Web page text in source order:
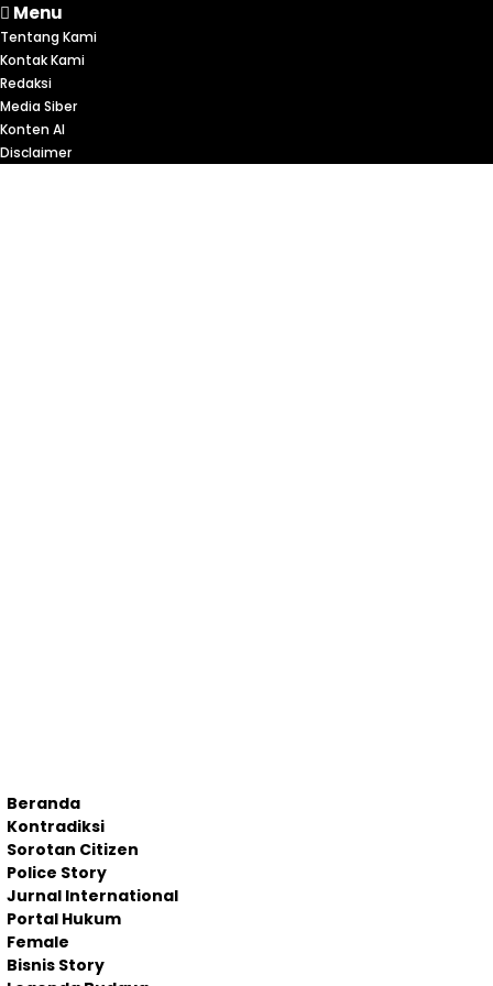
Menu
Tentang Kami
Kontak Kami
Redaksi
Media Siber
Konten AI
Disclaimer
Beranda
Kontradiksi
Sorotan Citizen
Police Story
Jurnal International
Portal Hukum
Female
Bisnis Story